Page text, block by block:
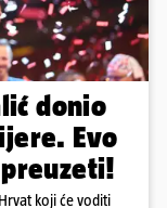
donio
Evo
koji će voditi